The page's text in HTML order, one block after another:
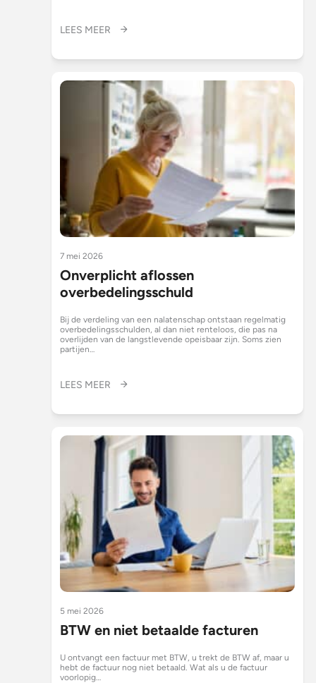
LEES MEER
7 mei 2026
Onverplicht aflossen
overbedelingsschuld
Bij de verdeling van een nalatenschap ontstaan regelmatig
overbedelingsschulden, al dan niet renteloos, die pas na
overlijden van de langstlevende opeisbaar zijn. Soms zien
partijen…
LEES MEER
5 mei 2026
BTW en niet betaalde facturen
U ontvangt een factuur met BTW, u trekt de BTW af, maar u
hebt de factuur nog niet betaald. Wat als u de factuur
voorlopig…